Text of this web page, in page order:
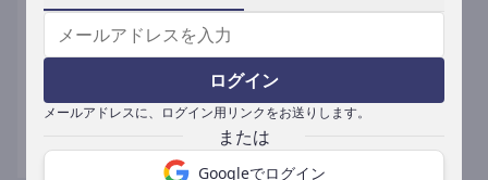
ログイン
メールアドレスに、ログイン用リンクをお送りします。
Googleでログイン